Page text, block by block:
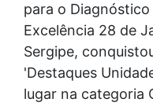
para o
Excelência 28 de
Sergipe,
'Destaques
lugar na categoria